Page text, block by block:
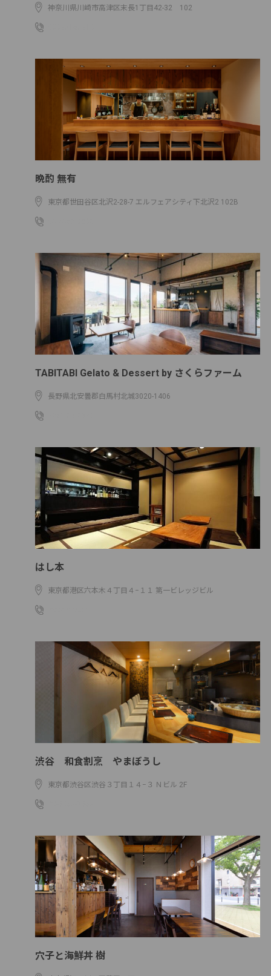
神奈川県川崎市高津区末長1丁目42-32 102
晩酌 無有
東京都世田谷区北沢2-28-7 エルフェアシティ下北沢2 102B
TABITABI Gelato & Dessert by さくらファーム
長野県北安曇郡白馬村北城3020-1406
はし本
東京都港区六本木４丁目４−１１ 第一ビレッジビル
渋谷 和食割烹 やまぼうし
東京都渋谷区渋谷３丁目１４−３ Ｎビル 2F
穴子と海鮮丼 樹